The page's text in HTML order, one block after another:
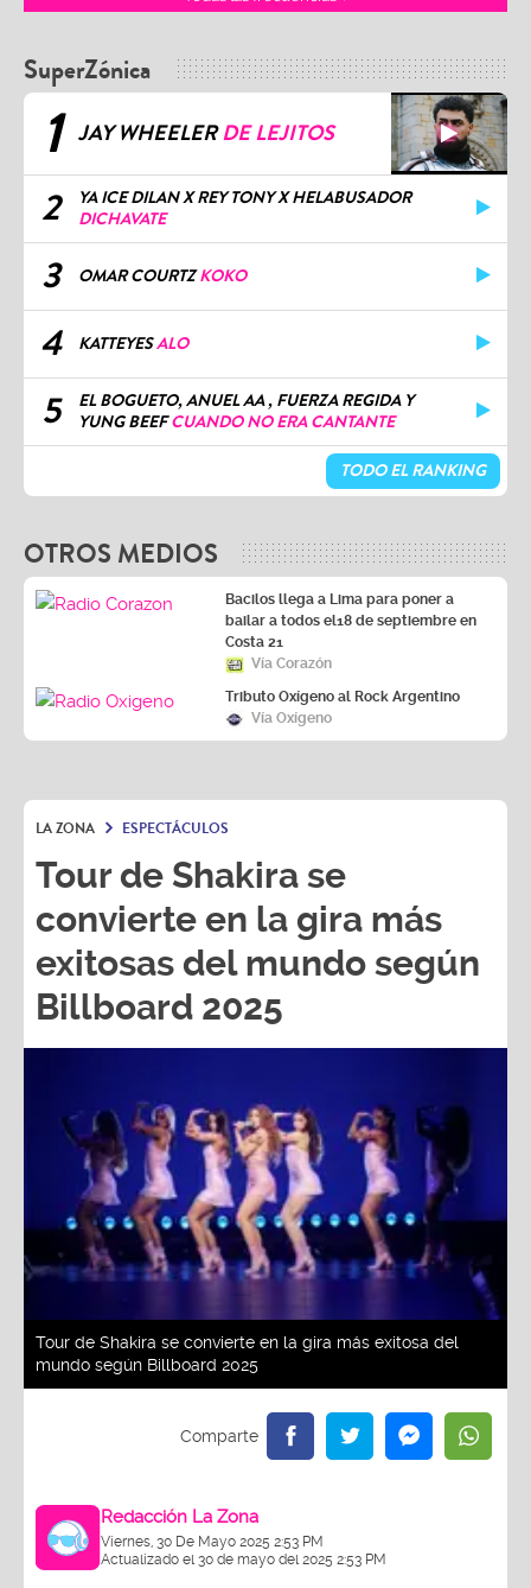
SuperZónica
1 JAY WHEELERDE LEJITOS
2
YA ICE DILAN X REY TONY X HELABUSADOR
DICHAVATE
3 OMAR COURTZKOKO
4 KATTEYESALO
5
EL BOGUETO, ANUEL AA , FUERZA REGIDA Y
YUNG BEEFCUANDO NO ERA CANTANTE
TODO EL RANKING
OTROS MEDIOS
Bacilos llega a Lima para poner a
bailar a todos el18 de septiembre en
Costa 21
Vía Corazón
Tributo Oxígeno al Rock Argentino
Vía Oxígeno
LA ZONA ESPECTÁCULOS
Tour de Shakira se
convierte en la gira más
exitosas del mundo según
Billboard 2025
Tour de Shakira se convierte en la gira más exitosa del
mundo según Billboard 2025
Redacción La Zona
Viernes, 30 De Mayo 2025 2:53 PM
Actualizado el 30 de mayo del 2025 2:53 PM